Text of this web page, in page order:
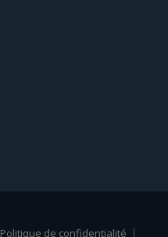
Politique de confidentialité